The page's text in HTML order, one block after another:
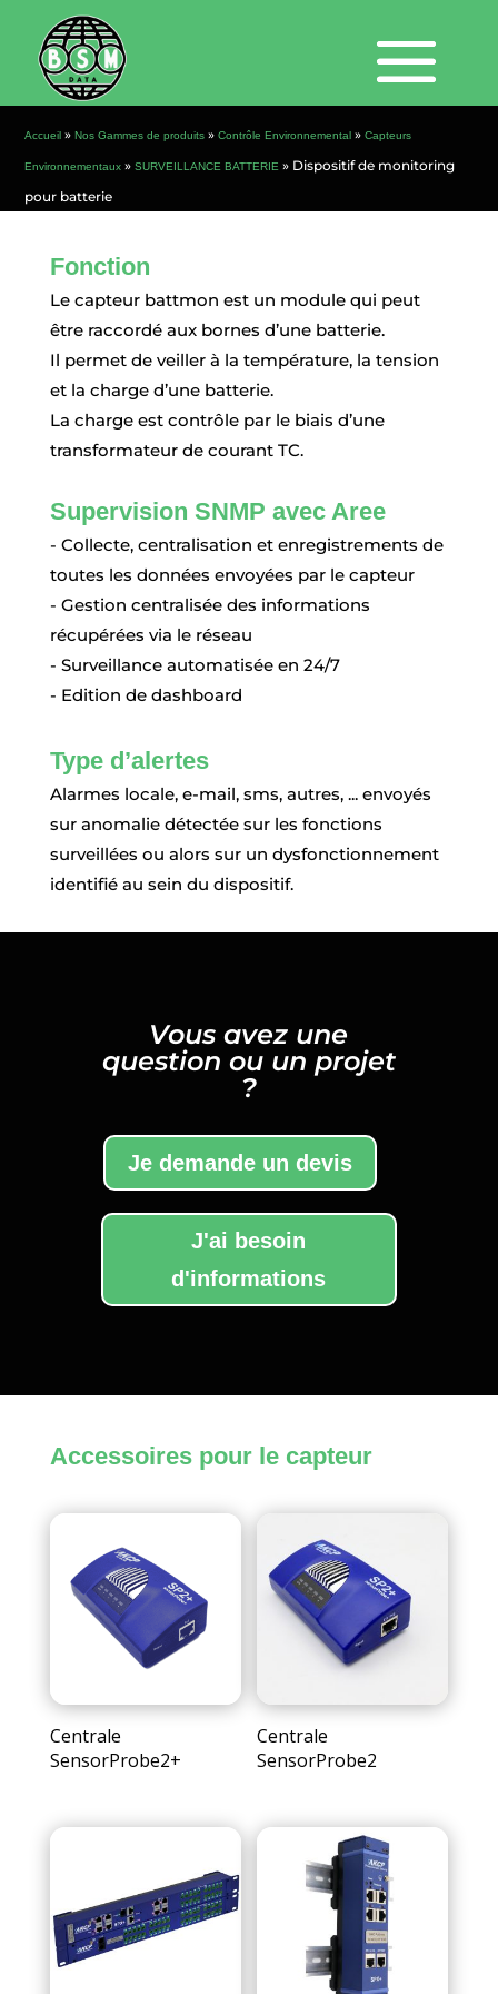
Accueil » Nos Gammes de produits » Contrôle Environnemental » Capteurs
Environnementaux » SURVEILLANCE BATTERIE » Dispositif de monitoring
pour batterie
Fonction
Le capteur battmon est un module qui peut
être raccordé aux bornes d’une batterie.
Il permet de veiller à la température, la tension
et la charge d’une batterie.
La charge est contrôle par le biais d’une
transformateur de courant TC.
Supervision SNMP avec Aree
- Collecte, centralisation et enregistrements de
toutes les données envoyées par le capteur
- Gestion centralisée des informations
récupérées via le réseau
- Surveillance automatisée en 24/7
- Edition de dashboard
Type d’alertes
Alarmes locale, e-mail, sms, autres, ... envoyés
sur anomalie détectée sur les fonctions
surveillées ou alors sur un dysfonctionnement
identifié au sein du dispositif.
Vous avez une
question ou un projet
?
Je demande un devis
J'ai besoin
d'informations
Accessoires pour le capteur
Centrale
SensorProbe2+
Centrale
SensorProbe2